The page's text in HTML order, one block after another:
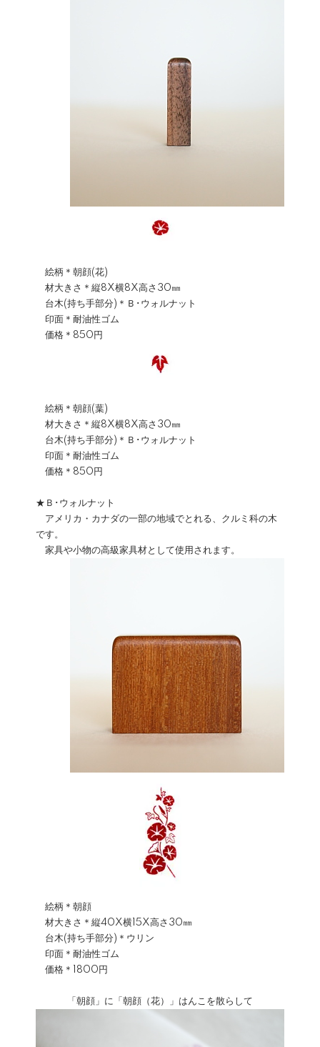
絵柄＊朝顔(花)
材大きさ＊縦8X横8X高さ30㎜
台木(持ち手部分)＊Ｂ･ウォルナット
印面＊耐油性ゴム
価格＊850円
絵柄＊朝顔(葉)
材大きさ＊縦8X横8X高さ30㎜
台木(持ち手部分)＊Ｂ･ウォルナット
印面＊耐油性ゴム
価格＊850円
★Ｂ･ウォルナット
アメリカ・カナダの一部の地域でとれる、クルミ科の木
です。
家具や小物の高級家具材として使用されます。
絵柄＊朝顔
材大きさ＊縦40X横15X高さ30㎜
台木(持ち手部分)＊ウリン
印面＊耐油性ゴム
価格＊1800円
「朝顔」に「朝顔（花）」はんこを散らして